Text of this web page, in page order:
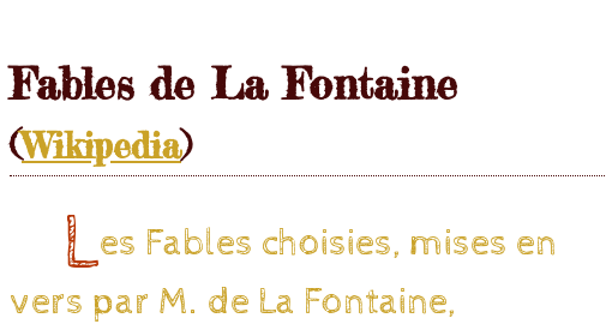
Fables de La Fontaine
(Wikipedia)
Les Fables choisies, mises en
vers par M. de La Fontaine,